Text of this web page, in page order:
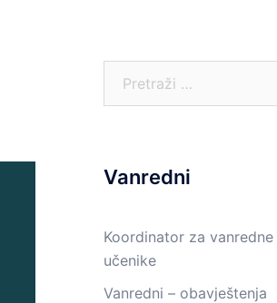
Vanredni
Koordinator za vanredne
učenike
Vanredni – obavještenja